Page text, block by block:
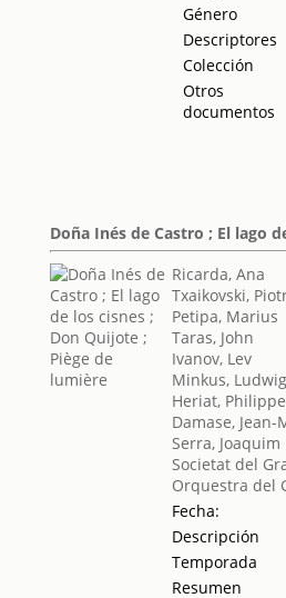
Género
Descriptores
Colección
Otros
documentos
Doña Inés de Castro ; El lago
Ricarda, Ana
Txaikovski,
Petipa, Marius
Taras, John
Ivanov, Lev
Minkus,
Heriat, Philippe
Damase, Jean-
Serra, Joaquim
Societat del
Orquestra del
Fecha:
Descripción
Temporada
Resumen